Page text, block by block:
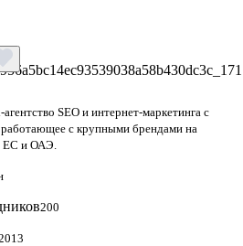
SEO и интернет‑маркетинга с
работающее с крупными брендами на
и ОАЭ.
200